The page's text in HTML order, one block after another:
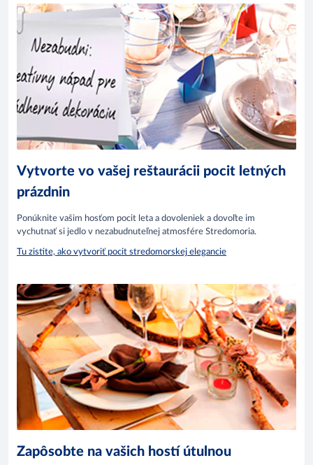
Vytvorte vo vašej reštaurácii pocit letných
prázdnin
Ponúknite vašim hosťom pocit leta a dovoleniek a dovoľte im
vychutnať si jedlo v nezabudnuteľnej atmosfére Stredomoria.
Tu zistite, ako vytvoriť pocit stredomorskej elegancie
Zapôsobte na vašich hostí útulnou